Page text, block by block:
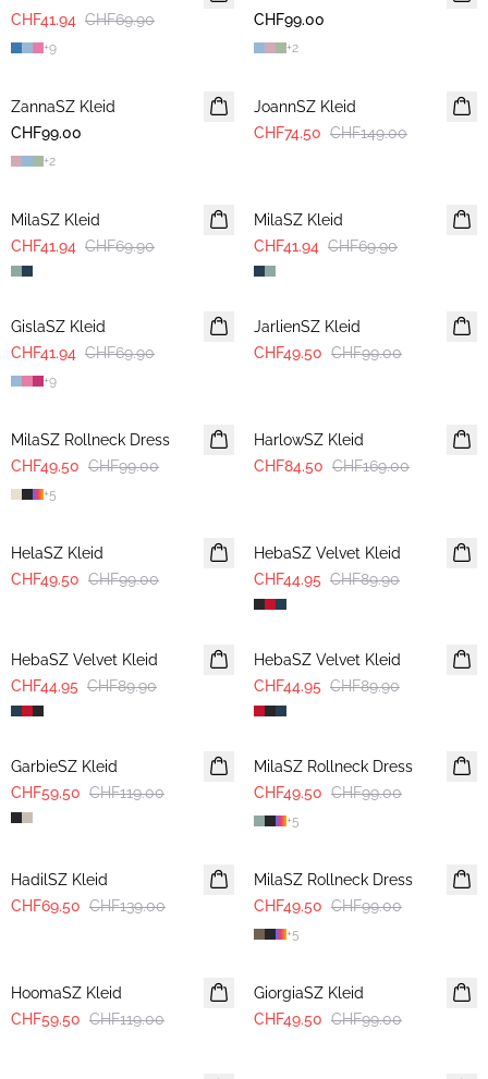
CHF41.94 CHF69.90
+9
CHF99.00
+2
ZannaSZ Kleid
CHF99.00
+2
JoannSZ Kleid
CHF74.50 CHF149.00
MilaSZ Kleid
CHF41.94 CHF69.90
MilaSZ Kleid
CHF41.94 CHF69.90
-40%
GislaSZ Kleid
CHF41.94 CHF69.90
+9
-50%
JarlienSZ Kleid
CHF49.50 CHF99.00
MilaSZ Rollneck Dress
CHF49.50 CHF99.00
+5
HarlowSZ Kleid
CHF84.50 CHF169.00
HelaSZ Kleid
CHF49.50 CHF99.00
HebaSZ Velvet Kleid
CHF44.95 CHF89.90
HebaSZ Velvet Kleid
CHF44.95 CHF89.90
-50%
HebaSZ Velvet Kleid
CHF44.95 CHF89.90
-50%
GarbieSZ Kleid
CHF59.50 CHF119.00
-50%
MilaSZ Rollneck Dress
CHF49.50 CHF99.00
+5
HadilSZ Kleid
CHF69.50 CHF139.00
MilaSZ Rollneck Dress
CHF49.50 CHF99.00
+5
HoomaSZ Kleid
CHF59.50 CHF119.00
GiorgiaSZ Kleid
CHF49.50 CHF99.00